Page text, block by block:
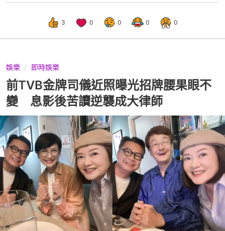
3 0 0 0 0
娛樂 即時娛樂
前TVB金牌司儀近照曝光招牌腰果眼不
變 息影後苦讀逆襲成大律師